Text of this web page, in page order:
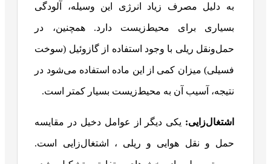
به دلیل مصرف زیاد انرژی این وسیله، آلودگی
بسیاری برای محیط‌زیست دارد. همچنین، در
حمل‌ونقل ریلی با وجود استفاده از گازوئیل (سوخت
فسیلی) میزان کمی از این ماده استفاده می‌شود در
نتیجه، آسیب آن به محیط‌زیست بسیار کمتر است.
اشتغال‌زایی: یکی دیگر از عوامل دخیل در مقایسه
حمل و نقل هوایی و ریلی ، اشتغال‌زایی است.